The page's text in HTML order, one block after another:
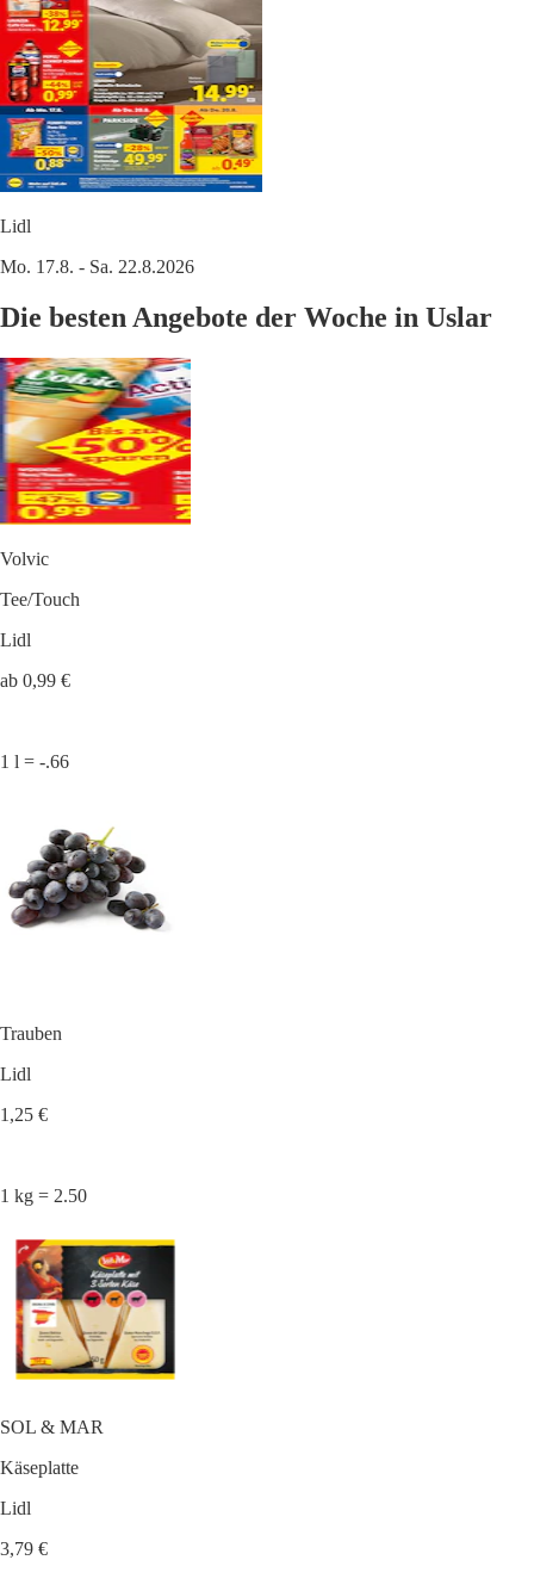
Lidl
Mo. 17.8. - Sa. 22.8.2026
Die besten Angebote der Woche in Uslar
Volvic
Tee/Touch
Lidl
ab 0,99 €
1 l = -.66
Trauben
Lidl
1,25 €
1 kg = 2.50
SOL & MAR
Käseplatte
Lidl
3,79 €